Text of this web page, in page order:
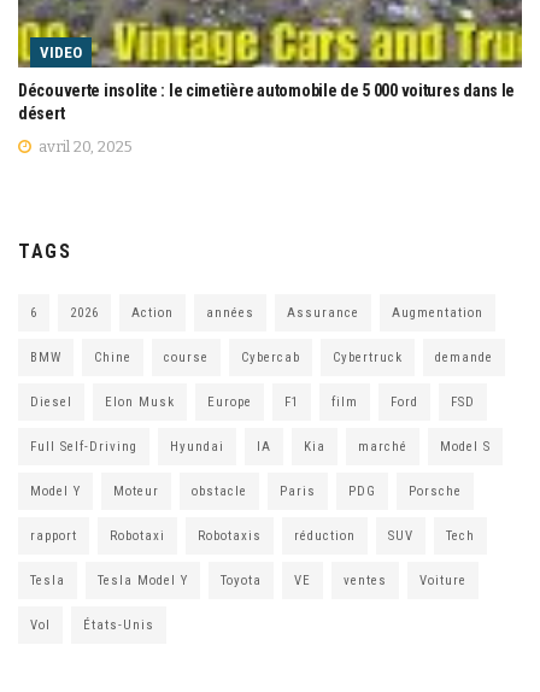
VIDEO
Découverte insolite : le cimetière automobile de 5 000 voitures dans le
désert
avril 20, 2025
TAGS
6 2026 Action années Assurance Augmentation
BMW Chine course Cybercab Cybertruck demande
Diesel Elon Musk Europe F1 film Ford FSD
Full Self-Driving Hyundai IA Kia marché Model S
Model Y Moteur obstacle Paris PDG Porsche
rapport Robotaxi Robotaxis réduction SUV Tech
Tesla Tesla Model Y Toyota VE ventes Voiture
Vol États-Unis